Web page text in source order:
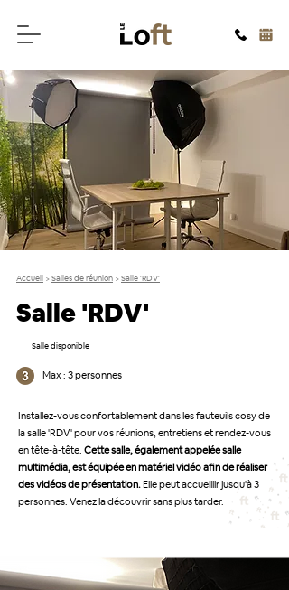
Accueil > Salles de réunion > Salle 'RDV'
Salle 'RDV'
Salle disponible
Max : 3 personnes
Installez-vous confortablement dans les fauteuils cosy de
la salle 'RDV' pour vos réunions, entretiens et rendez-vous
en tête-à-tête. Cette salle, également appelée salle
multimédia, est équipée en matériel vidéo afin de réaliser
des vidéos de présentation.Elle peut accueillir jusqu'à 3
personnes. Venez la découvrir sans plus tarder.